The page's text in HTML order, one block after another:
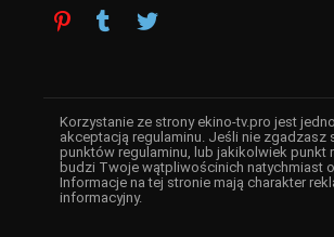
Korzystanie ze strony ekino-tv.pro jest
akceptacją regulaminu. Jeśli nie zgadzasz
punktów regulaminu, lub jakikolwiek punkt
budzi Twoje wątpliwościnich natychmiast
Informacje na tej stronie mają charakter
informacyjny.